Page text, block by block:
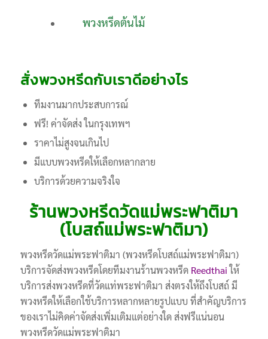
พวงหรีดต้นไม้
สั่งพวงหรีดกับเราดีอย่างไร
ทีมงานมากประสบการณ์
ฟรี! ค่าจัดส่ง ในกรุงเทพฯ
ราคาไม่สูงจนเกินไป
มีแบบพวงหรีดให้เลือกหลากลาย
บริการด้วยความจริงใจ
ร้านพวงหรีดวัดแม่พระฟาติมา
(โบสถ์แม่พระฟาติมา)
พวงหรีดวัดแม่พระฟาติมา (พวงหรีดโบสถ์แม่พระฟาติมา)
บริการจัดส่งพวงหรีดโดยทีมงานร้านพวงหรีด Reedthaiให้
บริการส่งพวงหรีดที่วัดแท่พระฟาติมา ส่งตรงให้ถึงโบสถ์ มี
พวงหรีดให้เลือกใช้บริการหลากหลายรูปแบบ ที่สำคัญบริการ
ของเราไม่คิดค่าจัดส่งเพิ่มเติมแต่อย่างใด ส่งฟรีแน่นอน
พวงหรีดวัดแม่พระฟาติมา